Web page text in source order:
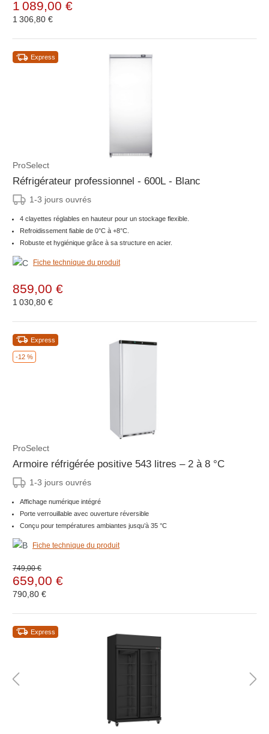
1 089,00 €
1 306,80 €
Express
ProSelect
Réfrigérateur professionnel - 600L - Blanc
1-3 jours ouvrés
4 clayettes réglables en hauteur pour un stockage flexible.
Refroidissement fiable de 0°C à +8°C.
Robuste et hygiénique grâce à sa structure en acier.
Fiche technique du produit
859,00 €
1 030,80 €
-12 %
Express
ProSelect
Armoire réfrigérée positive 543 litres – 2 à 8 °C
1-3 jours ouvrés
Affichage numérique intégré
Porte verrouillable avec ouverture réversible
Conçu pour températures ambiantes jusqu’à 35 °C
Fiche technique du produit
749,00 €
659,00 €
790,80 €
Express